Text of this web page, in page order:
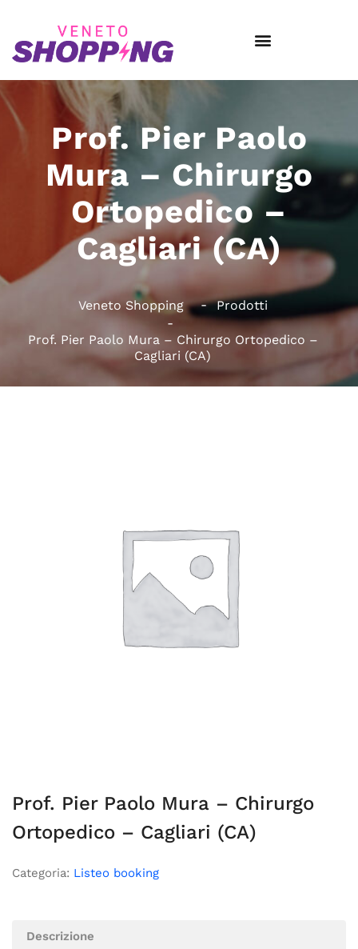
Prof. Pier Paolo
Mura – Chirurgo
Ortopedico –
Cagliari (CA)
Veneto Shopping Prodotti
Prof. Pier Paolo Mura – Chirurgo Ortopedico –
Cagliari (CA)
Prof. Pier Paolo Mura – Chirurgo
Ortopedico – Cagliari (CA)
Categoria: Listeo booking
Descrizione